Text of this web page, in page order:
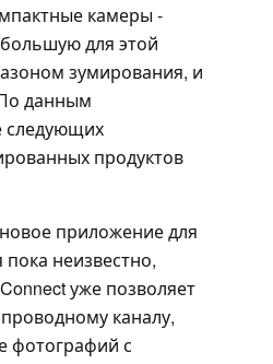
камеры -
для этой
зумирования, и
данным
следующих
продуктов
приложение для
пока неизвестно,
уже позволяет
каналу,
фотографий с